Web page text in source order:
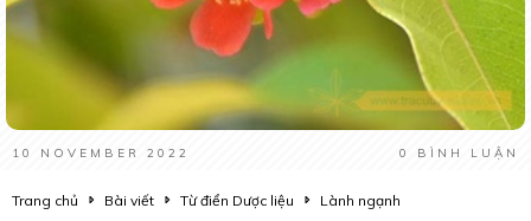
10 NOVEMBER 2022 0 BÌNH LUẬN
Trang chủ Bài viết Từ điển Dược liệu Lành ngạnh